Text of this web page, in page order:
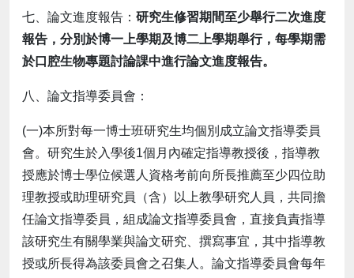
七、論文進度報告： 研究生修習期間至少舉行二次進度
報告，分別於博一上學期及博二上學期舉行，每學期需
於口腔生物專題討論課中進行論文進度報告。
八、論文指導委員會：
(一)本所對每一博士班研究生均個別成立論文指導委員
會。研究生於入學後1個月內確定指導教授後，指導教
授應於博士學位候選人資格考前向所長推薦至少四位助
理教授或助理研究員（含）以上教學研究人員，共同擔
任論文指導委員，組成論文指導委員會，直接負責指導
該研究生有關學業與論文研究、撰寫事宜，其中指導教
授或所長得為該委員會之召集人。論文指導委員會每年